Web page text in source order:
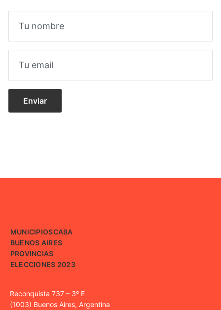
MUNICIPIOSCABA
BUENOS AIRES
PROVINCIAS
ELECCIONES 2023
Reconquista 737 – 3º E
(1003) Buenos Aires, Argentina